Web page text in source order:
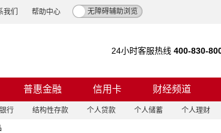
我们 帮助中心 无障碍辅助浏览
24小时客服热线 400-830-
普惠金融 信用卡 财经频道
行 结构性存款 个人贷款 个人储蓄 个人理财